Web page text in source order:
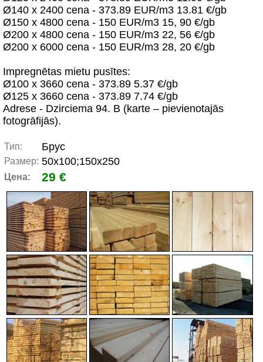
Ø140 x 2400 cena - 373.89 EUR/m3 13.81 €/gb
Ø150 x 4800 cena - 150 EUR/m3 15, 90 €/gb
Ø200 x 4800 cena - 150 EUR/m3 22, 56 €/gb
Ø200 x 6000 cena - 150 EUR/m3 28, 20 €/gb
Impregnētas mietu pusītes:
Ø100 x 3660 cena - 373.89 5.37 €/gb
Ø125 x 3660 cena - 373.89 7.74 €/gb
Adrese - Dzirciema 94. B (karte – pievienotajās
fotogrāfijās).
Тип: Брус
Размер: 50x100;150x250
Цена: 29 €